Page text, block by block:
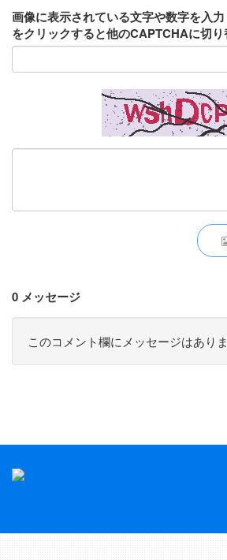
画像に表示されている文字や数字を入
をクリックすると他のCAPTCHAに切り
0 メッセージ
このコメント欄にメッセージはありま